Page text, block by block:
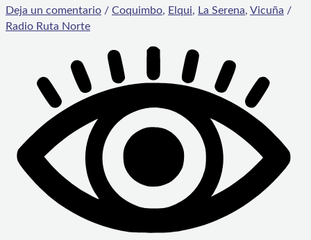
Deja un comentario / Coquimbo, Elqui, La Serena, Vicuña /
Radio Ruta Norte